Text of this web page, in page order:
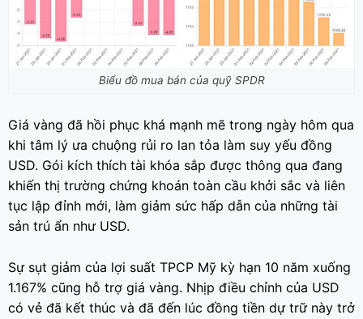
Biểu đồ mua bán của quỹ SPDR
Giá vàng đã hồi phục khá mạnh mẽ trong ngày hôm qua
khi tâm lý ưa chuộng rủi ro lan tỏa làm suy yếu đồng
USD. Gói kích thích tài khóa sắp được thông qua đang
khiến thị trường chứng khoán toàn cầu khởi sắc và liên
tục lập đỉnh mới, làm giảm sức hấp dẫn của những tài
sản trú ẩn như USD.
Sự sụt giảm của lợi suất TPCP Mỹ kỳ hạn 10 năm xuống
1.167% cũng hỗ trợ giá vàng. Nhịp điều chỉnh của USD
có vẻ đã kết thúc và đã đến lúc đồng tiền dự trữ này trở